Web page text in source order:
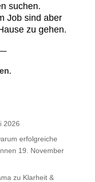
suchen.
Job sind aber
zu gehen.
2026
erfolgreiche
19. November
zu Klarheit &